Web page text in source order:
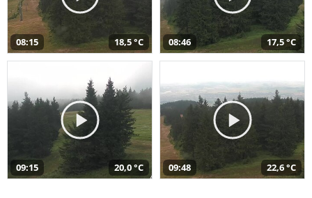
08:15 18,5 °C 08:46 17,5 °C
09:15 20,0 °C 09:48 22,6 °C